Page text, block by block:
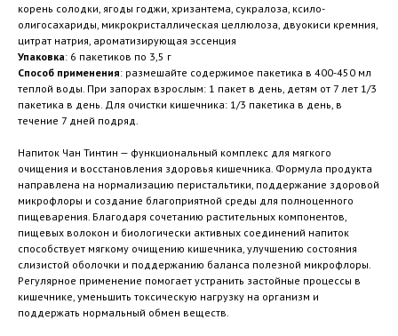
корень солодки, ягоды годжи, хризантема, сукралоза, ксило-
олигосахариды, микрокристаллическая целлюлоза, двуокиси кремния,
цитрат натрия, ароматизирующая эссенция
Упаковка: 6 пакетиков по 3,5 г
Способ применения: размешайте содержимое пакетика в 400-450 мл
теплой воды. При запорах взрослым: 1 пакет в день, детям от 7 лет 1/3
пакетика в день. Для очистки кишечника: 1/3 пакетика в день, в
течение 7 дней подряд.
Напиток Чан Тинтин — функциональный комплекс для мягкого
очищения и восстановления здоровья кишечника. Формула продукта
направлена на нормализацию перистальтики, поддержание здоровой
микрофлоры и создание благоприятной среды для полноценного
пищеварения. Благодаря сочетанию растительных компонентов,
пищевых волокон и биологически активных соединений напиток
способствует мягкому очищению кишечника, улучшению состояния
слизистой оболочки и поддержанию баланса полезной микрофлоры.
Регулярное применение помогает устранить застойные процессы в
кишечнике, уменьшить токсическую нагрузку на организм и
поддержать нормальный обмен веществ.